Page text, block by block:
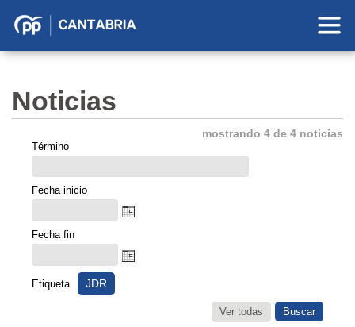
Partido
Cantabria
Noticias
mostrando 4 de 4 noticias
Término
Fecha inicio
Fecha fin
Etiqueta JDR
Ver todas